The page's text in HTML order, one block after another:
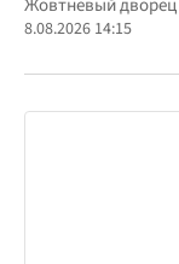
Жовтневый дворец
8.08.2026 14:15